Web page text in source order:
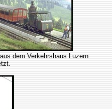
dem Verkehrshaus Luzern